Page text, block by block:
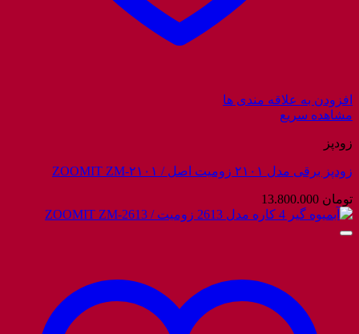
افزودن به علاقه مندی ها
مشاهده سریع
زودپز
زودپز برقی مدل ۲۱۰۱ زومیت اصل / ZOOMIT ZM-۲۱۰۱
تومان